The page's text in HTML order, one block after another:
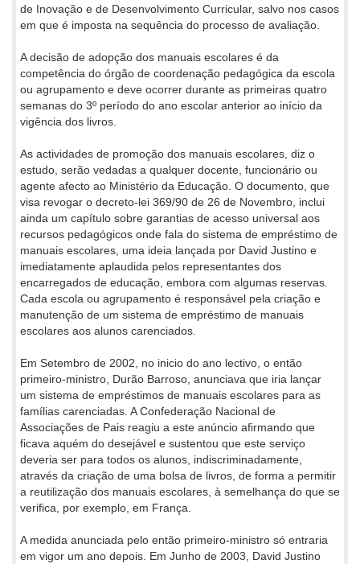
de Inovação e de Desenvolvimento Curricular, salvo nos casos
em que é imposta na sequência do processo de avaliação.
A decisão de adopção dos manuais escolares é da
competência do órgão de coordenação pedagógica da escola
ou agrupamento e deve ocorrer durante as primeiras quatro
semanas do 3º período do ano escolar anterior ao início da
vigência dos livros.
As actividades de promoção dos manuais escolares, diz o
estudo, serão vedadas a qualquer docente, funcionário ou
agente afecto ao Ministério da Educação. O documento, que
visa revogar o decreto-lei 369/90 de 26 de Novembro, inclui
ainda um capítulo sobre garantias de acesso universal aos
recursos pedagógicos onde fala do sistema de empréstimo de
manuais escolares, uma ideia lançada por David Justino e
imediatamente aplaudida pelos representantes dos
encarregados de educação, embora com algumas reservas.
Cada escola ou agrupamento é responsável pela criação e
manutenção de um sistema de empréstimo de manuais
escolares aos alunos carenciados.
Em Setembro de 2002, no inicio do ano lectivo, o então
primeiro-ministro, Durão Barroso, anunciava que iria lançar
um sistema de empréstimos de manuais escolares para as
famílias carenciadas. A Confederação Nacional de
Associações de Pais reagiu a este anúncio afirmando que
ficava aquém do desejável e sustentou que este serviço
deveria ser para todos os alunos, indiscriminadamente,
através da criação de uma bolsa de livros, de forma a permitir
a reutilização dos manuais escolares, à semelhança do que se
verifica, por exemplo, em França.
A medida anunciada pelo então primeiro-ministro só entraria
em vigor um ano depois. Em Junho de 2003, David Justino